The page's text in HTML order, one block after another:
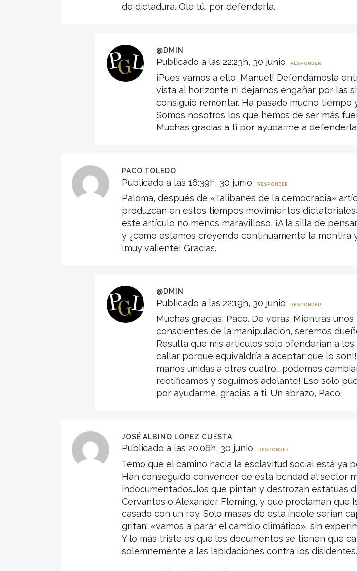
de dictadura. Ole tú, por defenderla.
@DMIN
Publicado a las 22:23h, 30 junio RESPONDER
¡Pues vamos a ello, Manuel! Defendámosla
vista al horizonte ni dejarnos engañar por las
consiguió remontar. Ha pasado mucho
Somos nosotros los que hemos de ser más
Muchas gracias a ti por ayudarme a
PACO TOLEDO
Publicado a las 16:39h, 30 junio RESPONDER
Paloma, después de «Talibanes de la democracia»
produzcan en estos tiempos movimientos
este artículo no menos maravilloso, ¡A la silla de
y ¿como estamos creyendo continuamente la mentira
!muy valiente! Gracias.
@DMIN
Publicado a las 22:19h, 30 junio RESPONDER
Muchas gracias, Paco. De veras. Mientras
conscientes de la manipulación, seremos
Resulta que mis artículos sólo ofenderían a los
callar porque equivaldría a aceptar que lo
manos unidas a otras cuatro… podemos
rectificamos y seguimos adelante! Eso sólo
por ayudarme, gracias a ti. Un abrazo, Paco.
JOSÉ ALBINO LÓPEZ CUESTA
Publicado a las 20:06h, 30 junio RESPONDER
Temo que el camino hacia la esclavitud social está ya
Han conseguido convencer de esta bondad al sector
indocumentados…los que pintan y destrozan estatuas
Cervantes o Alexander Fleming, y que proclaman
casado con un rey. Solo masas de esta índole serían
gritan: «vamos a parar el cambio climático», sin
Y lo más triste es que los documentos se tienen que
solemnemente a las lapidaciones contra los disidentes.